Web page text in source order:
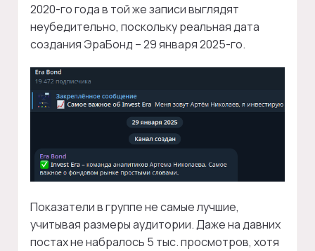
2020-го года в той же записи выглядят
неубедительно, поскольку реальная дата
создания ЭраБонд – 29 января 2025-го.
Показатели в группе не самые лучшие,
учитывая размеры аудитории. Даже на давних
постах не набралось 5 тыс. просмотров, хотя